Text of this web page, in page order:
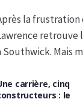
la
retrouve
Southwick. Mais
carrière, cinq
: le